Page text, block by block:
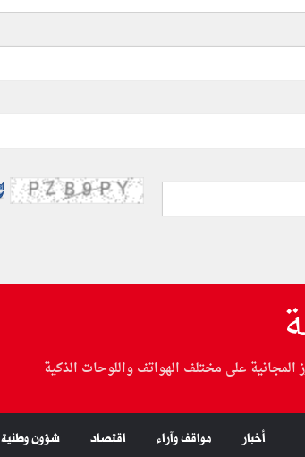
المجانية على مختلف الهواتف واللوحات الذكية
أخبار مواقف وآراء اقتصاد شؤون وطنية